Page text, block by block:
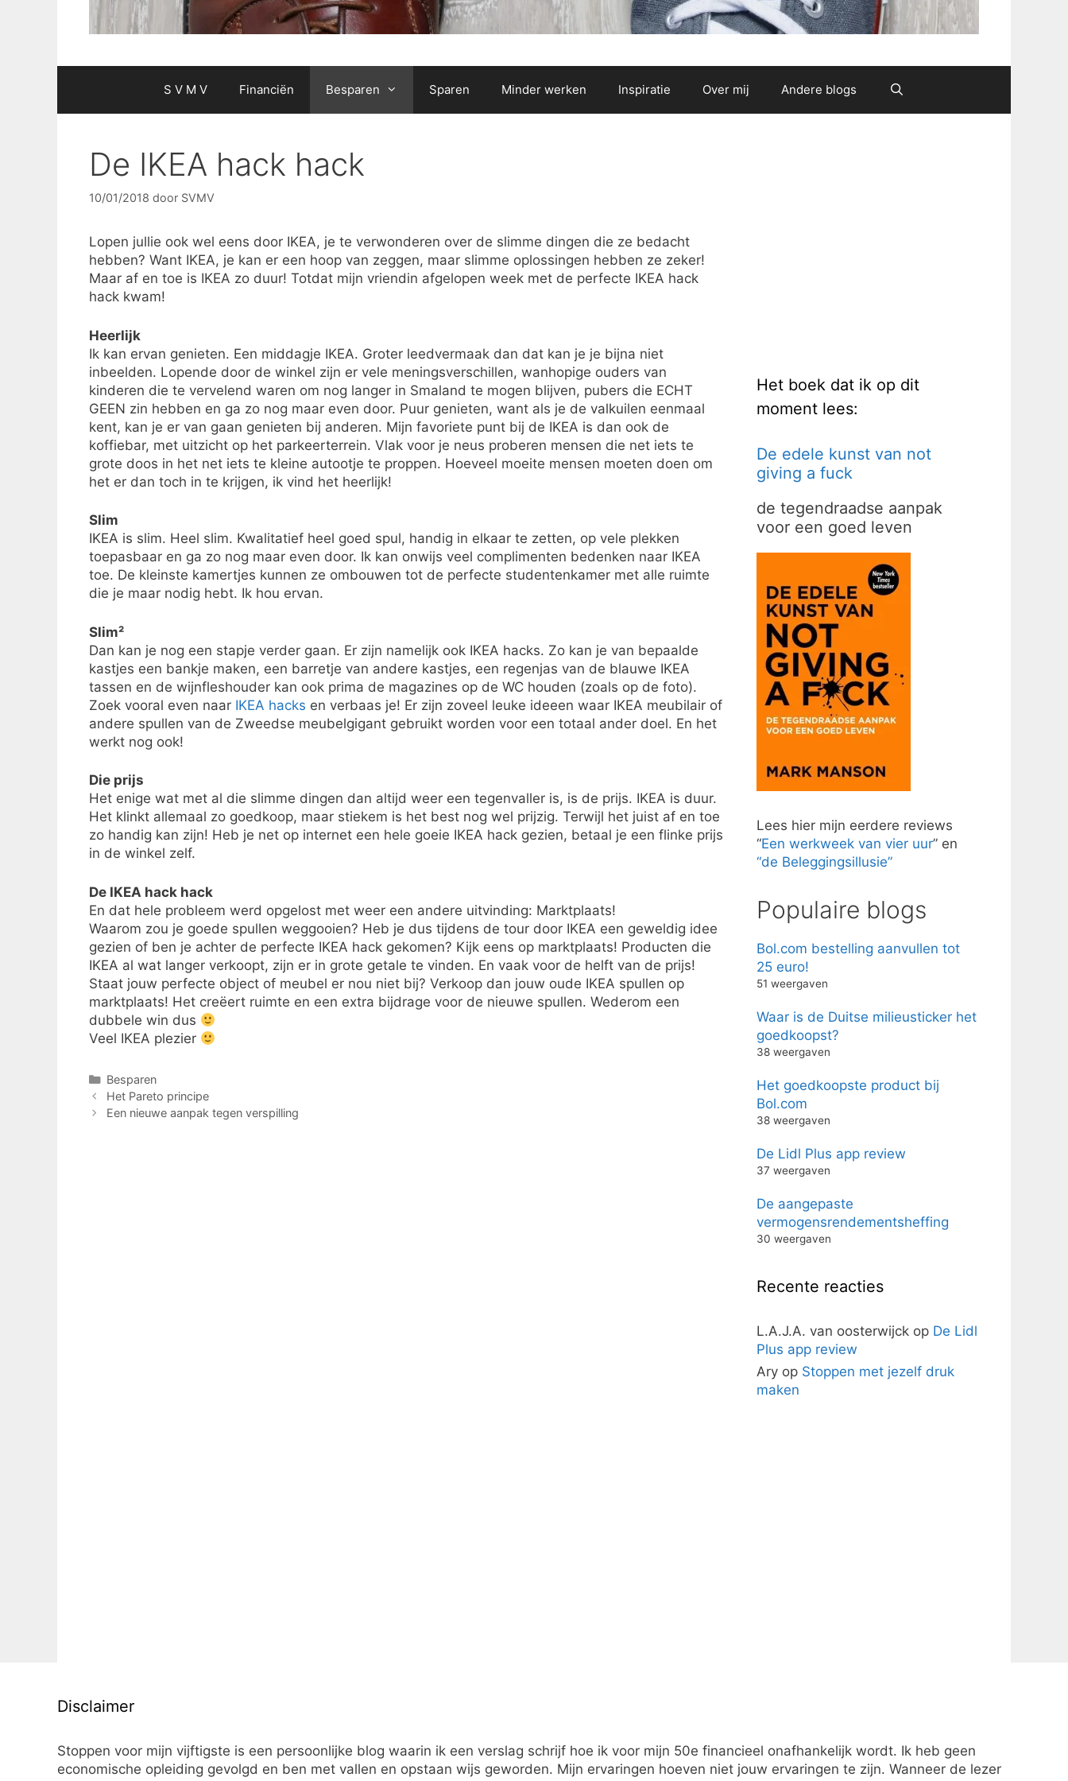
S V M V Financiën Besparen Sparen Minder werken Inspiratie Over mij Andere blogs
De IKEA hack hack
10/01/2018 door SVMV
Lopen jullie ook wel eens door IKEA, je te verwonderen over de slimme dingen die ze bedacht
hebben? Want IKEA, je kan er een hoop van zeggen, maar slimme oplossingen hebben ze zeker!
Maar af en toe is IKEA zo duur! Totdat mijn vriendin afgelopen week met de perfecte IKEA hack
hack kwam!
Heerlijk
Ik kan ervan genieten. Een middagje IKEA. Groter leedvermaak dan dat kan je je bijna niet
inbeelden. Lopende door de winkel zijn er vele meningsverschillen, wanhopige ouders van
kinderen die te vervelend waren om nog langer in Smaland te mogen blijven, pubers die ECHT
GEEN zin hebben en ga zo nog maar even door. Puur genieten, want als je de valkuilen eenmaal
kent, kan je er van gaan genieten bij anderen. Mijn favoriete punt bij de IKEA is dan ook de
koffiebar, met uitzicht op het parkeerterrein. Vlak voor je neus proberen mensen die net iets te
grote doos in het net iets te kleine autootje te proppen. Hoeveel moeite mensen moeten doen om
het er dan toch in te krijgen, ik vind het heerlijk!
Slim
IKEA is slim. Heel slim. Kwalitatief heel goed spul, handig in elkaar te zetten, op vele plekken
toepasbaar en ga zo nog maar even door. Ik kan onwijs veel complimenten bedenken naar IKEA
toe. De kleinste kamertjes kunnen ze ombouwen tot de perfecte studentenkamer met alle ruimte
die je maar nodig hebt. Ik hou ervan.
Slim²
Dan kan je nog een stapje verder gaan. Er zijn namelijk ook IKEA hacks. Zo kan je van bepaalde
kastjes een bankje maken, een barretje van andere kastjes, een regenjas van de blauwe IKEA
tassen en de wijnfleshouder kan ook prima de magazines op de WC houden (zoals op de foto).
Zoek vooral even naar IKEA hacks en verbaas je! Er zijn zoveel leuke ideeen waar IKEA meubilair of
andere spullen van de Zweedse meubelgigant gebruikt worden voor een totaal ander doel. En het
werkt nog ook!
Die prijs
Het enige wat met al die slimme dingen dan altijd weer een tegenvaller is, is de prijs. IKEA is duur.
Het klinkt allemaal zo goedkoop, maar stiekem is het best nog wel prijzig. Terwijl het juist af en toe
zo handig kan zijn! Heb je net op internet een hele goeie IKEA hack gezien, betaal je een flinke prijs
in de winkel zelf.
De IKEA hack hack
En dat hele probleem werd opgelost met weer een andere uitvinding: Marktplaats!
Waarom zou je goede spullen weggooien? Heb je dus tijdens de tour door IKEA een geweldig idee
gezien of ben je achter de perfecte IKEA hack gekomen? Kijk eens op marktplaats! Producten die
IKEA al wat langer verkoopt, zijn er in grote getale te vinden. En vaak voor de helft van de prijs!
Staat jouw perfecte object of meubel er nou niet bij? Verkoop dan jouw oude IKEA spullen op
marktplaats! Het creëert ruimte en een extra bijdrage voor de nieuwe spullen. Wederom een
dubbele win dus
Veel IKEA plezier
Categorieën
Besparen
Het Pareto principe
Een nieuwe aanpak tegen verspilling
Het boek dat ik op dit
moment lees:
De edele kunst van not
giving a fuck
de tegendraadse aanpak
voor een goed leven
Lees hier mijn eerdere reviews
“Een werkweek van vier uur” en
“de Beleggingsillusie”
Populaire blogs
Bol.com bestelling aanvullen tot
25 euro!
51 weergaven
Waar is de Duitse milieusticker het
goedkoopst?
38 weergaven
Het goedkoopste product bij
Bol.com
38 weergaven
De Lidl Plus app review
37 weergaven
De aangepaste
vermogensrendementsheffing
30 weergaven
Recente reacties
L.A.J.A. van oosterwijck op De Lidl
Plus app review
Ary op Stoppen met jezelf druk
maken
Disclaimer
Stoppen voor mijn vijftigste is een persoonlijke blog waarin ik een verslag schrijf hoe ik voor mijn 50e financieel onafhankelijk wordt. Ik heb geen
economische opleiding gevolgd en ben met vallen en opstaan wijs geworden. Mijn ervaringen hoeven niet jouw ervaringen te zijn. Wanneer de lezer